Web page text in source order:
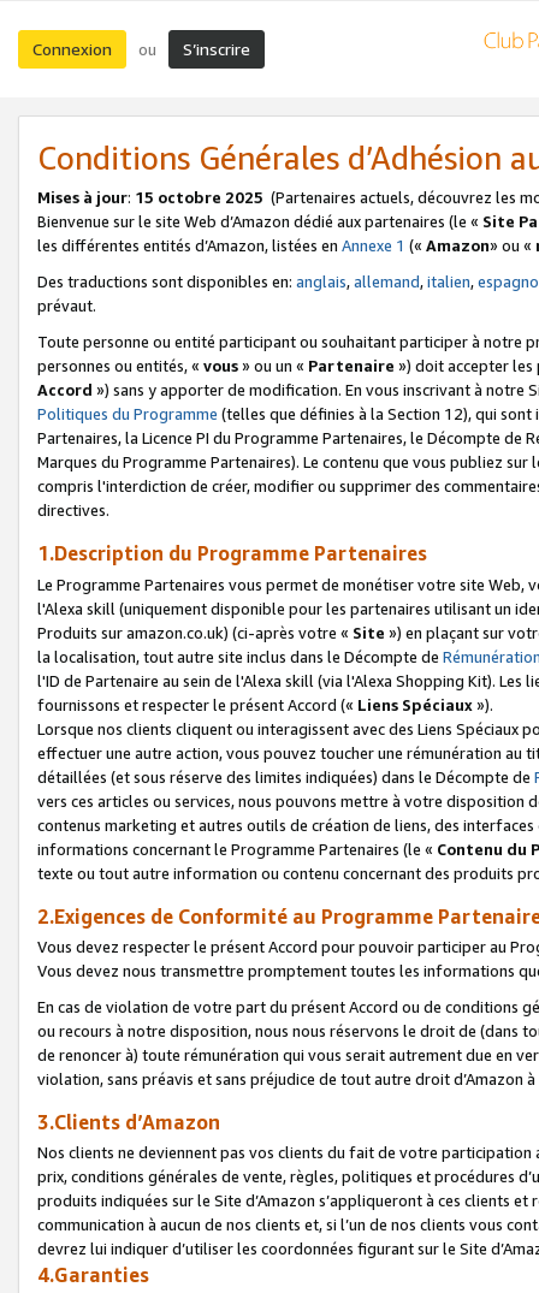
Connexion ou S’inscrire
Conditions Générales d’Adhésion
Mises à jour: 15 octobre 2025 (Partenaires actuels, découvrez les
Bienvenue sur le site Web d’Amazon dédié aux partenaires (le « Site
les différentes entités d’Amazon, listées en Annexe 1 (« Amazon» ou «
Des traductions sont disponibles en: anglais,allemand,italien,
prévaut.
Toute personne ou entité participant ou souhaitant participer à notre
personnes ou entités, « vous» ou un « Partenaire ») doit accepter les
Accord ») sans y apporter de modification. En vous inscrivant à notre
Politiques du Programme (telles que définies à la Section 12), qui
Partenaires, la Licence PI du Programme Partenaires, le Décompte de
Marques du Programme Partenaires). Le contenu que vous publiez
compris l'interdiction de créer, modifier ou supprimer des
directives.
1.Description du Programme Partenaires
Le Programme Partenaires vous permet de monétiser votre site Web,
l'Alexa skill (uniquement disponible pour les partenaires utilisant un
Produits sur amazon.co.uk) (ci-après votre « Site ») en plaçant sur
la localisation, tout autre site inclus dans le Décompte de
l'ID de Partenaire au sein de l'Alexa skill (via l'Alexa Shopping Kit).
fournissons et respecter le présent Accord (« Liens Spéciaux»).
Lorsque nos clients cliquent ou interagissent avec des Liens Spéciaux
effectuer une autre action, vous pouvez toucher une rémunération
détaillées (et sous réserve des limites indiquées) dans le Décompte de
vers ces articles ou services, nous pouvons mettre à votre disposition
contenus marketing et autres outils de création de liens, des
informations concernant le Programme Partenaires (le « Contenu du
texte ou tout autre information ou contenu concernant des produits
2.Exigences de Conformité au Programme
Vous devez respecter le présent Accord pour pouvoir participer au
Vous devez nous transmettre promptement toutes les informations
En cas de violation de votre part du présent Accord ou de conditions
ou recours à notre disposition, nous nous réservons le droit de (dans
de renoncer à) toute rémunération qui vous serait autrement due en
violation, sans préavis et sans préjudice de tout autre droit
3.Clients d’Amazon
Nos clients ne deviennent pas vos clients du fait de votre
prix, conditions générales de vente, règles, politiques et procédures
produits indiquées sur le Site d’Amazon s’appliqueront à ces clients
communication à aucun de nos clients et, si l’un de nos clients vous
devrez lui indiquer d’utiliser les coordonnées figurant sur le Site
4.Garanties